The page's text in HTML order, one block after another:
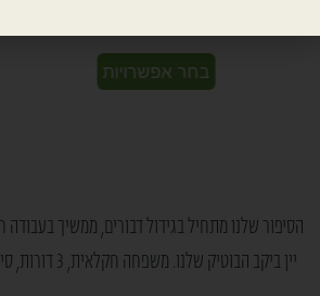
בחר אפשרויות
הסיפור שלנומתחיל בגידול דבורים, ממשיך
יין ביקב הבוטיק שלנו. משפחה חקלאית, 3 דורות, סיפור אהבה לאדמה ולטבע.